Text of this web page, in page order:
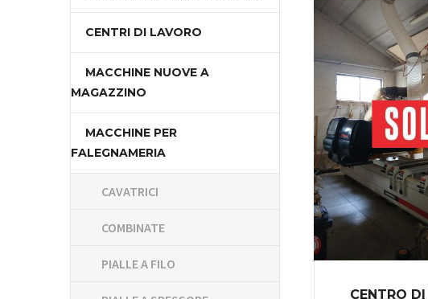
CENTRO
CENTRI DI LAVORO
MACCHINE NUOVE A
MAGAZZINO
MACCHINE PER
FALEGNAMERIA
CAVATRICI
COMBINATE
PIALLE A FILO